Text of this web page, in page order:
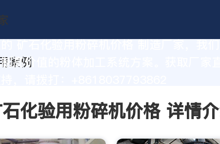
高价值的粉体加工系统方案。获取厂家
化验用粉碎机价格 详情